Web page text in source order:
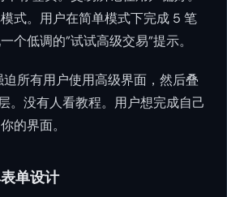
式。用户在简单模式下完成 5 笔
个低调的”试试高级交易”提示。
迫所有用户使用高级界面，然后叠
。没有人看教程。用户想完成自己
的界面。
单设计